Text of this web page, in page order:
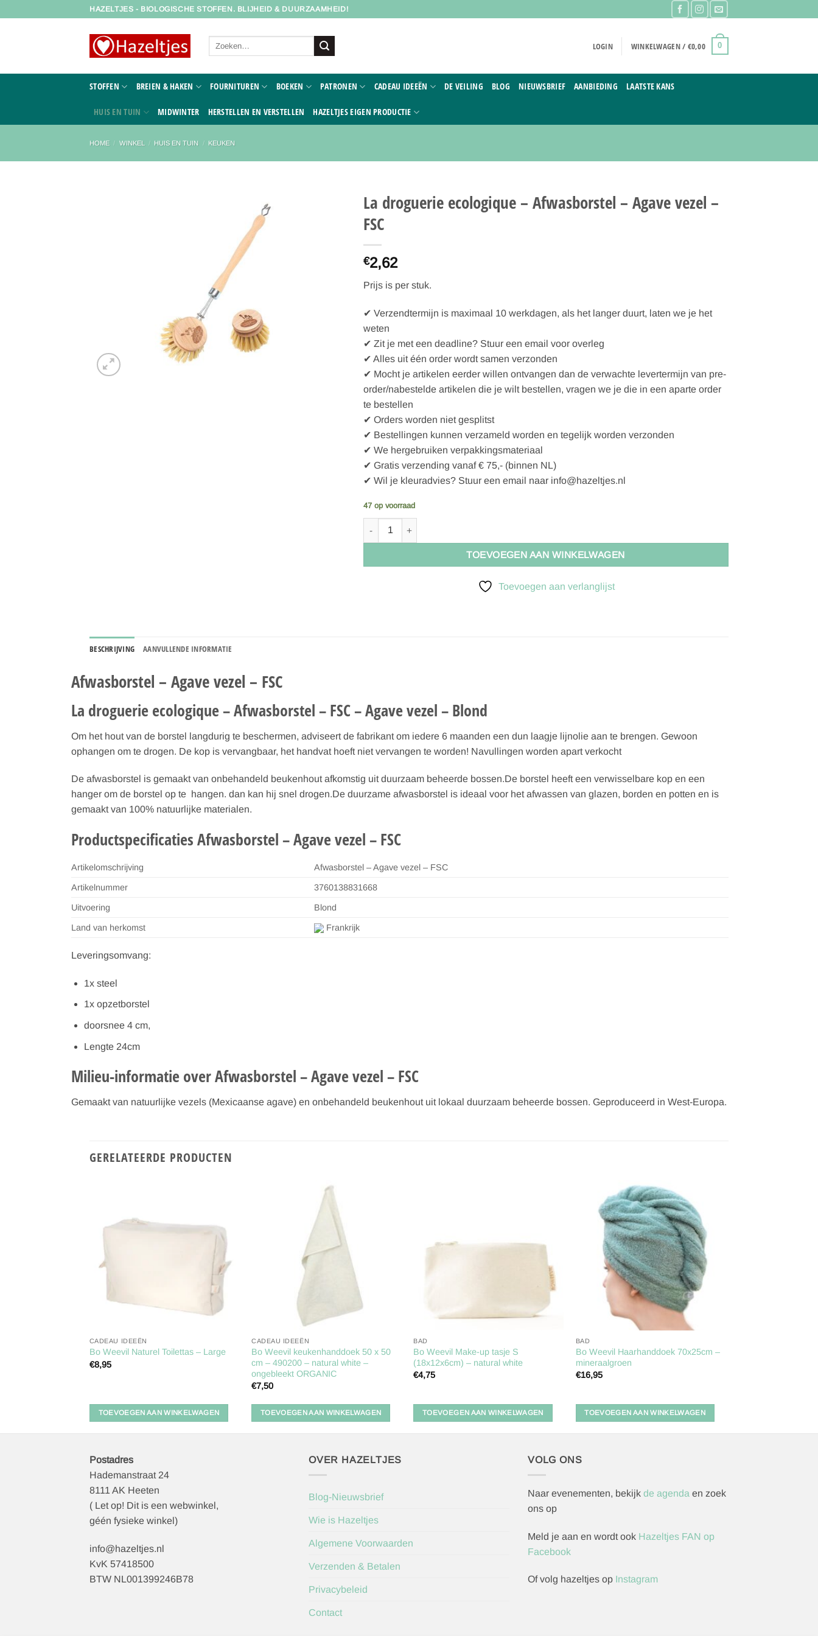
HAZELTJES - BIOLOGISCHE STOFFEN. BLIJHEID & DUURZAAMHEID!
Zoeken
LOGIN WINKELWAGEN / €0,00 0
STOFFEN BREIEN & HAKEN FOURNITUREN BOEKEN PATRONEN CADEAU IDEEËN DE VEILING BLOG NIEUWSBRIEF AANBIEDING LAATSTE KANS
HUIS EN TUIN MIDWINTER HERSTELLEN EN VERSTELLEN HAZELTJES EIGEN PRODUCTIE
HOME / WINKEL / HUIS EN TUIN / KEUKEN
La droguerie ecologique – Afwasborstel – Agave vezel –
FSC
€2,62
Prijs is per stuk.
✔ Verzendtermijn is maximaal 10 werkdagen, als het langer duurt, laten we je het
weten
✔ Zit je met een deadline? Stuur een email voor overleg
✔ Alles uit één order wordt samen verzonden
✔ Mocht je artikelen eerder willen ontvangen dan de verwachte levertermijn van pre-
order/nabestelde artikelen die je wilt bestellen, vragen we je die in een aparte order
te bestellen
✔ Orders worden niet gesplitst
✔ Bestellingen kunnen verzameld worden en tegelijk worden verzonden
✔ We hergebruiken verpakkingsmateriaal
✔ Gratis verzending vanaf € 75,- (binnen NL)
✔ Wil je kleuradvies? Stuur een email naar info@hazeltjes.nl
47 op voorraad
La droguerie ecologique - Afwasborstel - Agave vezel - FSC aantal
TOEVOEGEN AAN WINKELWAGEN
Toevoegen aan verlanglijst
BESCHRIJVING AANVULLENDE INFORMATIE
Afwasborstel – Agave vezel – FSC
La droguerie ecologique – Afwasborstel – FSC – Agave vezel – Blond
Om het hout van de borstel langdurig te beschermen, adviseert de fabrikant om iedere 6 maanden een dun laagje lijnolie aan te brengen. Gewoon
ophangen om te drogen. De kop is vervangbaar, het handvat hoeft niet vervangen te worden! Navullingen worden apart verkocht
De afwasborstel is gemaakt van onbehandeld beukenhout afkomstig uit duurzaam beheerde bossen.De borstel heeft een verwisselbare kop en een
hanger om de borstel op te hangen. dan kan hij snel drogen.De duurzame afwasborstel is ideaal voor het afwassen van glazen, borden en potten en is
gemaakt van 100% natuurlijke materialen.
Productspecificaties Afwasborstel – Agave vezel – FSC
Artikelomschrijving Afwasborstel – Agave vezel – FSC
Artikelnummer 3760138831668
Uitvoering Blond
Land van herkomst Frankrijk
Leveringsomvang:
1x steel
1x opzetborstel
doorsnee 4 cm,
Lengte 24cm
Milieu-informatie over Afwasborstel – Agave vezel – FSC
Gemaakt van natuurlijke vezels (Mexicaanse agave) en onbehandeld beukenhout uit lokaal duurzaam beheerde bossen. Geproduceerd in West-Europa.
GERELATEERDE PRODUCTEN
verlanglijst
CADEAU IDEEËN
Bo Weevil Naturel Toilettas – Large
€8,95
TOEVOEGEN AAN WINKELWAGEN
CADEAU IDEEËN
Bo Weevil keukenhanddoek 50 x 50
cm – 490200 – natural white –
ongebleekt ORGANIC
€7,50
TOEVOEGEN AAN WINKELWAGEN
BAD
Bo Weevil Make-up tasje S
(18x12x6cm) – natural white
€4,75
TOEVOEGEN AAN WINKELWAGEN
Toevoegen
aan
verlanglijst
BAD
Bo Weevil Haarhanddoek 70x25cm –
mineraalgroen
€16,95
TOEVOEGEN AAN WINKELWAGEN
Postadres
Hademanstraat 24
8111 AK Heeten
( Let op! Dit is een webwinkel,
géén fysieke winkel)
info@hazeltjes.nl
KvK 57418500
BTW NL001399246B78
OVER HAZELTJES
Blog-Nieuwsbrief
Wie is Hazeltjes
Algemene Voorwaarden
Verzenden & Betalen
Privacybeleid
Contact
VOLG ONS
Naar evenementen, bekijk de agenda en zoek
ons op
Meld je aan en wordt ook Hazeltjes FAN op
Facebook
Of volg hazeltjes op Instagram